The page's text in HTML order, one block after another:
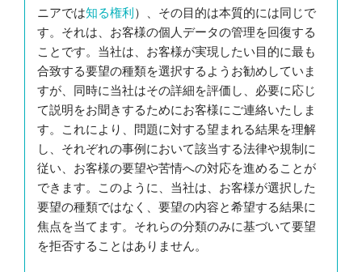
ニアでは知る権利）、その目的は本質的には同じで
す。それは、お客様の個人データの管理を回復する
ことです。当社は、お客様が実現したい目的に最も
合致する要望の種類を選択するようお勧めしていま
すが、同時に当社はその詳細を評価し、必要に応じ
て説明をお聞きするためにお客様にご連絡いたしま
す。これにより、問題に対する望まれる結果を理解
し、それぞれの事例において該当する法律や規制に
従い、お客様の要望や苦情への対応を進めることが
できます。このように、当社は、お客様が選択した
要望の種類ではなく、要望の内容と希望する結果に
焦点を当てます。それらの分類のみに基づいて要望
を拒否することはありません。